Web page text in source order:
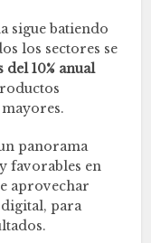
sigue batiendo
los sectores se
10% anual
panorama
favorables en
aprovechar
digital, para